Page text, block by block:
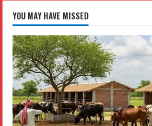
YOU MAY HAVE MISSED